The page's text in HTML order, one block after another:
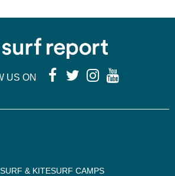
US ON
& KITESURF CAMPS